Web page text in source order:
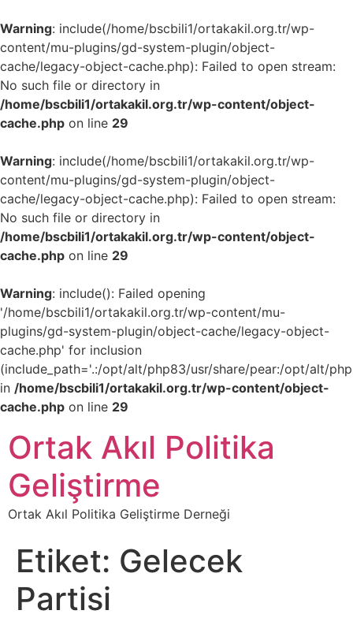
Warning: include(/home/bscbili1/ortakakil.org.tr/wp-
content/mu-plugins/gd-system-plugin/object-
cache/legacy-object-cache.php): Failed to open stream:
No such file or directory in
/home/bscbili1/ortakakil.org.tr/wp-content/object-
cache.php on line 29
Warning: include(/home/bscbili1/ortakakil.org.tr/wp-
content/mu-plugins/gd-system-plugin/object-
cache/legacy-object-cache.php): Failed to open stream:
No such file or directory in
/home/bscbili1/ortakakil.org.tr/wp-content/object-
cache.php on line 29
Warning: include(): Failed opening
'/home/bscbili1/ortakakil.org.tr/wp-content/mu-
plugins/gd-system-plugin/object-cache/legacy-object-
cache.php' for inclusion
(include_path='.:/opt/alt/php83/usr/share/pear:/opt/alt/
in /home/bscbili1/ortakakil.org.tr/wp-content/object-
cache.php on line 29
Ortak Akıl Politika
Geliştirme
Ortak Akıl Politika Geliştirme Derneği
Etiket: Gelecek
Partisi